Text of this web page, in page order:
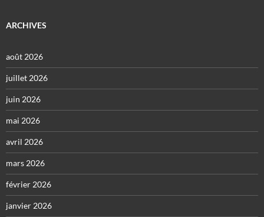
ARCHIVES
août 2026
juillet 2026
juin 2026
mai 2026
avril 2026
mars 2026
février 2026
janvier 2026